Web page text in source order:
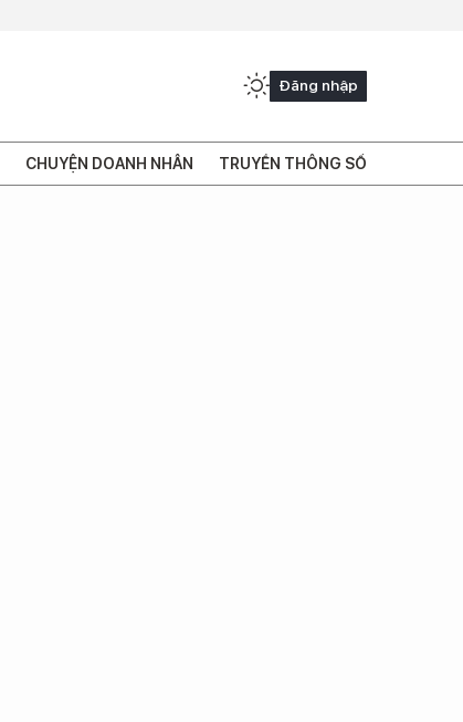
Đăng nhập
CHUYỆN DOANH NHÂN TRUYỀN THÔNG SỐ